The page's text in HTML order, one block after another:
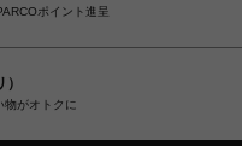
ポイント進呈
物がオトクに